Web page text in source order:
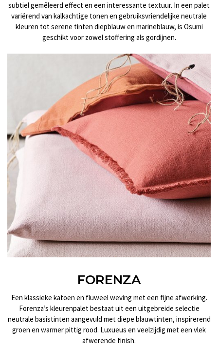
subtiel gemêleerd effect en een interessante textuur. In een palet
variërend van kalkachtige tonen en gebruiksvriendelijke neutrale
kleuren tot serene tinten diepblauw en marineblauw, is Osumi
geschikt voor zowel stoffering als gordijnen.
FORENZA
Een klassieke katoen en fluweel weving met een fijne afwerking.
Forenza’s kleurenpalet bestaat uit een uitgebreide selectie
neutrale basistinten aangevuld met diepe blauwtinten, inspirerend
groen en warmer pittig rood. Luxueus en veelzijdig met een vlek
afwerende finish.